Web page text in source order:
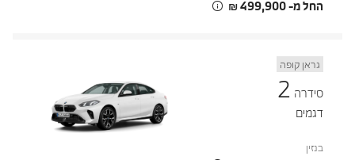
החל מ- ‏499,900 ‏₪
גראן קופה
סידרה2
דגמים
בנזין